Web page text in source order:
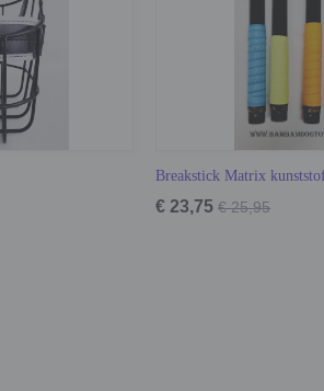
Breakstick Matrix
€ 23,75 € 25,95